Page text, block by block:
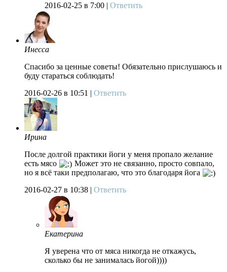
2016-02-25 в 7:00 | Ответить
Инесса
Спасибо за ценные советы! Обязательно прислушаюсь и
буду стараться соблюдать!
2016-02-26 в 10:51 | Ответить
Ирина
После долгой практики йоги у меня пропало желание
есть мясо
Может это не связанно, просто совпало,
но я всё таки предполагаю, что это благодаря йога
2016-02-27 в 10:38 | Ответить
Екатерина
Я уверена что от мяса никогда не откажусь,
сколько бы не занималась йогой))))